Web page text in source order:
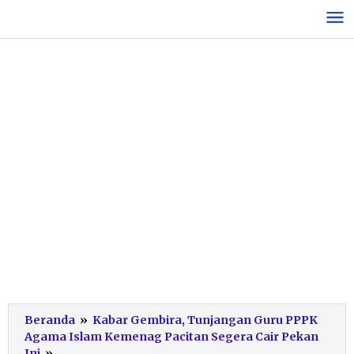
konten
Beranda » Kabar Gembira, Tunjangan Guru PPPK
Agama Islam Kemenag Pacitan Segera Cair Pekan